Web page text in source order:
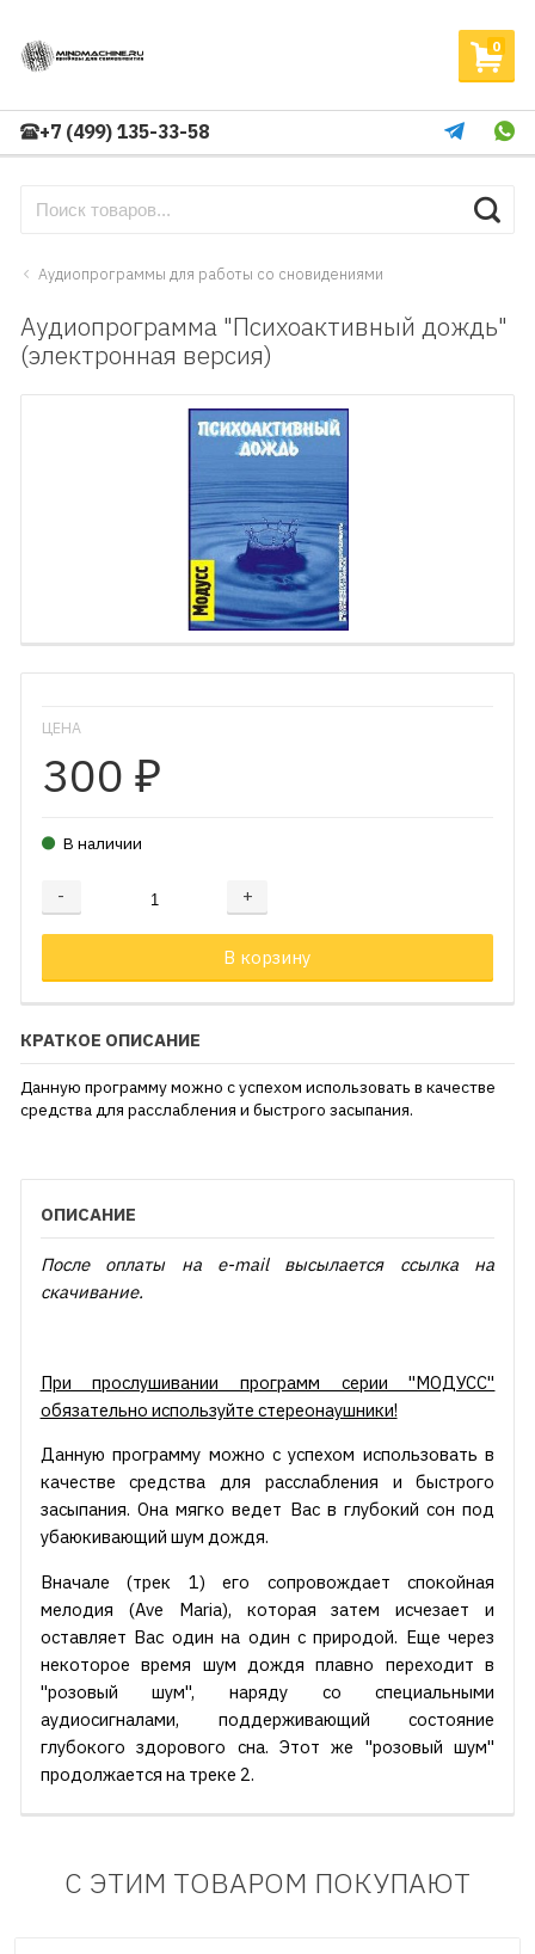
0
+7 (499) 135-33-58
Аудиопрограммы для работы со сновидениями
Аудиопрограмма "Психоактивный дождь"
(электронная версия)
ЦЕНА
300 ₽
В наличии
- +
Добавляется...
В корзину
Добавлен
КРАТКОЕ ОПИСАНИЕ
Данную программу можно с успехом использовать в качестве
средства для расслабления и быстрого засыпания.
ОПИСАНИЕ
После оплаты на e-mail высылается ссылка на
скачивание.
При прослушивании программ серии "МОДУСС"
обязательно используйте стереонаушники!
Данную программу можно с успехом использовать в
качестве средства для расслабления и быстрого
засыпания. Она мягко ведет Вас в глубокий сон под
убаюкивающий шум дождя.
Вначале (трек 1) его сопровождает спокойная
мелодия (Ave Maria), которая затем исчезает и
оставляет Вас один на один с природой. Еще через
некоторое время шум дождя плавно переходит в
"розовый шум", наряду со специальными
аудиосигналами, поддерживающий состояние
глубокого здорового сна. Этот же "розовый шум"
продолжается на треке 2.
С ЭТИМ ТОВАРОМ ПОКУПАЮТ